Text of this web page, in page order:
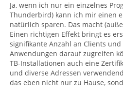
Ja, wenn ich nur ein einzelnes
Thunderbird) kann ich mir einen
natürlich sparen. Das macht
Einen richtigen Effekt bringt es
signifikante Anzahl an Clients
Anwendungen darauf zugreifen
TB-Installationen auch eine
und diverse Adressen
das eben nicht nur zu Hause,